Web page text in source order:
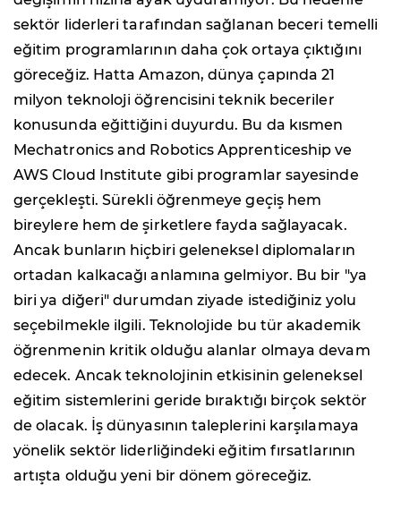
sektör liderleri tarafından sağlanan beceri temelli
eğitim programlarının daha çok ortaya çıktığını
göreceğiz. Hatta Amazon, dünya çapında 21
milyon teknoloji öğrencisini teknik beceriler
konusunda eğittiğini duyurdu. Bu da kısmen
Mechatronics and Robotics Apprenticeship ve
AWS Cloud Institute gibi programlar sayesinde
gerçekleşti. Sürekli öğrenmeye geçiş hem
bireylere hem de şirketlere fayda sağlayacak.
Ancak bunların hiçbiri geleneksel diplomaların
ortadan kalkacağı anlamına gelmiyor. Bu bir "ya
biri ya diğeri" durumdan ziyade istediğiniz yolu
seçebilmekle ilgili. Teknolojide bu tür akademik
öğrenmenin kritik olduğu alanlar olmaya devam
edecek. Ancak teknolojinin etkisinin geleneksel
eğitim sistemlerini geride bıraktığı birçok sektör
de olacak. İş dünyasının taleplerini karşılamaya
yönelik sektör liderliğindeki eğitim fırsatlarının
artışta olduğu yeni bir dönem göreceğiz.